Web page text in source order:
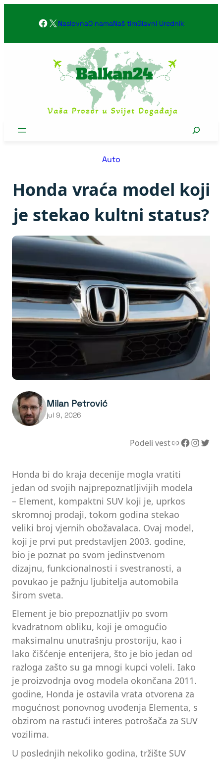
Facebook
X NaslovnaO namaNaš timGlavni Urednik
Search
Auto
Honda vraća model koji
je stekao kultni status?
Milan Petrović
jul 9, 2026
Podeli vestLink Facebook InstagramTwitter
Honda bi do kraja decenije mogla vratiti
jedan od svojih najprepoznatljivijih modela
– Element, kompaktni SUV koji je, uprkos
skromnoj prodaji, tokom godina stekao
veliki broj vjernih obožavalaca. Ovaj model,
koji je prvi put predstavljen 2003. godine,
bio je poznat po svom jedinstvenom
dizajnu, funkcionalnosti i svestranosti, a
povukao je pažnju ljubitelja automobila
širom sveta.
Element je bio prepoznatljiv po svom
kvadratnom obliku, koji je omogućio
maksimalnu unutrašnju prostoriju, kao i
lako čišćenje enterijera, što je bio jedan od
razloga zašto su ga mnogi kupci voleli. Iako
je proizvodnja ovog modela okončana 2011.
godine, Honda je ostavila vrata otvorena za
mogućnost ponovnog uvođenja Elementa, s
obzirom na rastući interes potrošača za SUV
vozilima.
U poslednjih nekoliko godina, tržište SUV